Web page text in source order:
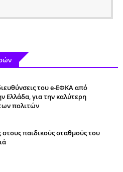
του e-ΕΦΚΑ από
Ελλάδα, για την καλύτερη
πολιτών
στους παιδικούς σταθμούς του